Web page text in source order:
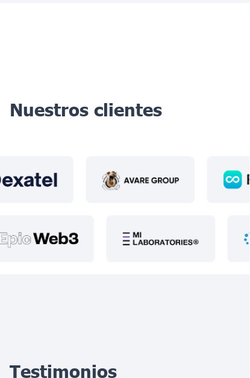
Nuestros clientes
Testimonios